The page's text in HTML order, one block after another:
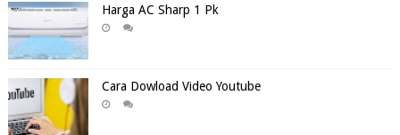
Harga AC Sharp 1 Pk
Cara Dowload Video Youtube